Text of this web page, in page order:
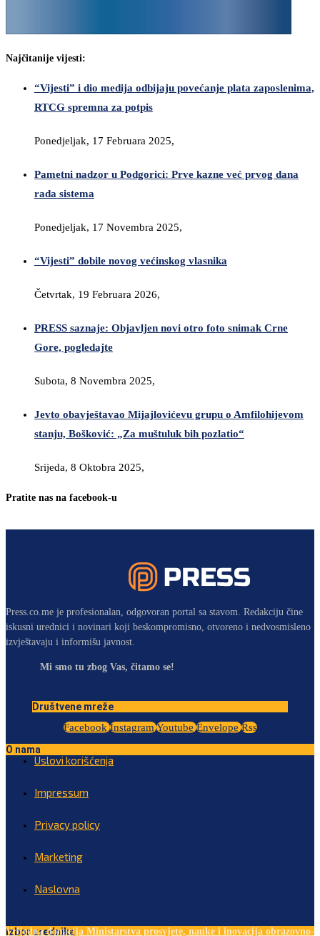
Najčitanije vijesti:
“Vijesti” i dio medija odbijaju povećanje plata zaposlenima,
RTCG spremna za potpis
Ponedjeljak, 17 Februara 2025,
Pametni nadzor u Podgorici: Prve kazne već prvog dana
rada sistema
Ponedjeljak, 17 Novembra 2025,
“Vijesti” dobile novog većinskog vlasnika
Četvrtak, 19 Februara 2026,
PRESS saznaje: Objavljen novi otro foto snimak Crne
Gore, pogledajte
Subota, 8 Novembra 2025,
Jevto obavještavao Mijajlovićevu grupu o Amfilohijevom
stanju, Bošković: „Za muštuluk bih pozlatio“
Srijeda, 8 Oktobra 2025,
Pratite nas na facebook-u
Press.co.me je profesionalan, odgovoran portal sa stavom. Redakciju čine
iskusni urednici i novinari koji beskompromisno, otvoreno i nedvosmisleno
izvještavaju i informišu javnost.
Mi smo tu zbog Vas, čitamo se!
Društvene mreže
Facebook Instagram Youtube Envelope Rss
O nama
Uslovi korišćenja
Impressum
Privacy policy
Marketing
Naslovna
Izbor urednika
Vrijedna donacija Ministarstva prosvjete, nauke i inovacija obrazovno-